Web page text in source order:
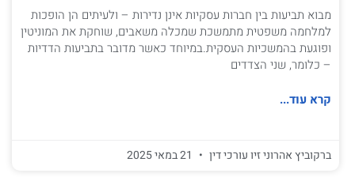
מבוא תביעות בין חברות עסקיות אינן נדירות – ולעיתים הן הופכות
למלחמה משפטית מתמשכת שמכלה משאבים, שוחקת את המוניטין
ופוגעת בהמשכיות העסקית.במיוחד כאשר מדובר בתביעות הדדיות
– כלומר, שני הצדדים
קרא עוד...
ברקוביץ אהרוני זיו עורכי דין